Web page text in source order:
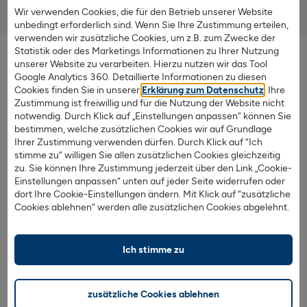
Wir verwenden Cookies, die für den Betrieb unserer Website
unbedingt erforderlich sind. Wenn Sie Ihre Zustimmung erteilen,
verwenden wir zusätzliche Cookies, um z.B. zum Zwecke der
Statistik oder des Marketings Informationen zu Ihrer Nutzung
unserer Website zu verarbeiten. Hierzu nutzen wir das Tool
Google Analytics 360. Detaillierte Informationen zu diesen
Cookies finden Sie in unserer Erklärung zum Datenschutz . Ihre
Zustimmung ist freiwillig und für die Nutzung der Website nicht
notwendig. Durch Klick auf „Einstellungen anpassen“ können Sie
bestimmen, welche zusätzlichen Cookies wir auf Grundlage
Ihrer Zustimmung verwenden dürfen. Durch Klick auf “Ich
stimme zu“ willigen Sie allen zusätzlichen Cookies gleichzeitig
zu. Sie können Ihre Zustimmung jederzeit über den Link „Cookie-
Einstellungen anpassen“ unten auf jeder Seite widerrufen oder
dort Ihre Cookie-Einstellungen ändern. Mit Klick auf “zusätzliche
Cookies ablehnen“ werden alle zusätzlichen Cookies abgelehnt.
Ich stimme zu
zusätzliche Cookies ablehnen
Tilgungswechsel an.
Darauf müssen Sie bei der
Immobilienbewertung achten
Bei der Bewertung einer Bestandsimmobilie ist es wichtig,
eine objektive und rationale Einschätzung vorzunehmen.
Ohne eigene fachliche Qualifikation sind Sie oft auf die
Meinung eines Experten angewiesen, um eine fundierte
Entscheidung zu treffen.
Zu den wesentlichen Aspekten der Immobilienbewertung
gehört die Beurteilung des baulichen Zustands. Dabei
welche Energiekosten auf Sie zukommen. Neben der
Bausubstanz müssen auch weitere Faktoren
Wohnung, die Qualität der Grundrisse sowie Aspekte wie